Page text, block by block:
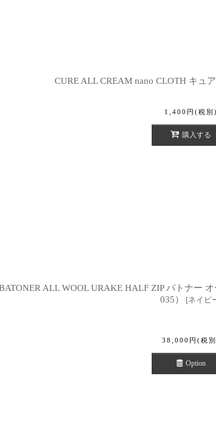
CURE ALL CREAM nano CLOTH キュ
1,400 円 (税別)
購入する
ALL WOOL URAKE HALF ZIP バトナー
035）
[ネイビ
38,000 円 (税
Option